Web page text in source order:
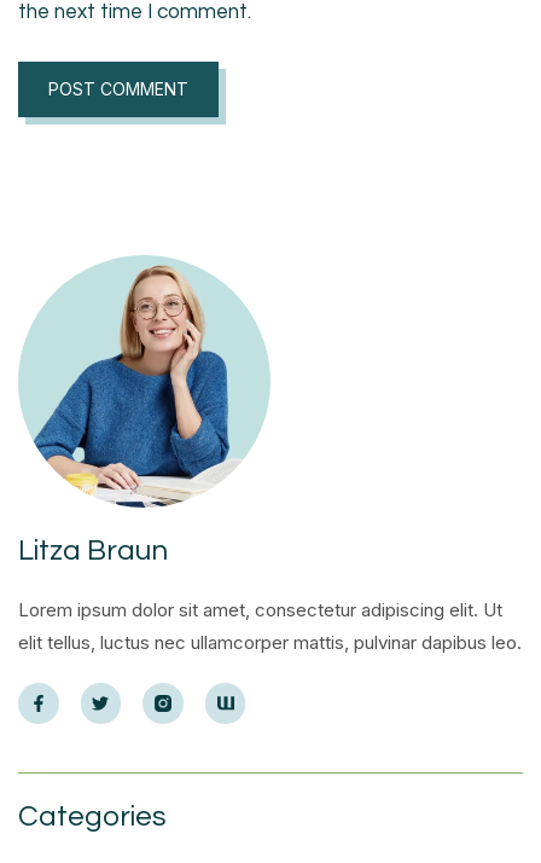
the next time I comment.
Litza Braun
Lorem ipsum dolor sit amet, consectetur adipiscing elit. Ut
elit tellus, luctus nec ullamcorper mattis, pulvinar dapibus leo.
Categories